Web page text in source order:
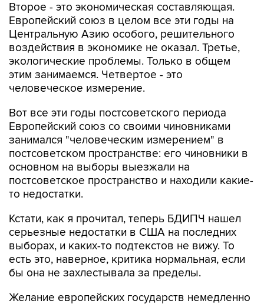
Второе - это экономическая составляющая.
Европейский союз в целом все эти годы на
Центральную Азию особого, решительного
воздействия в экономике не оказал. Третье,
экологические проблемы. Только в общем
этим занимаемся. Четвертое - это
человеческое измерение.
Вот все эти годы постсоветского периода
Европейский союз со своими чиновниками
занимался "человеческим измерением" в
постсоветском пространстве: его чиновники в
основном на выборы выезжали на
постсоветское пространство и находили какие-
то недостатки.
Кстати, как я прочитал, теперь БДИПЧ нашел
серьезные недостатки в США на последних
выборах, и каких-то подтекстов не вижу. То
есть это, наверное, критика нормальная, если
бы она не захлестывала за пределы.
Желание европейских государств немедленно